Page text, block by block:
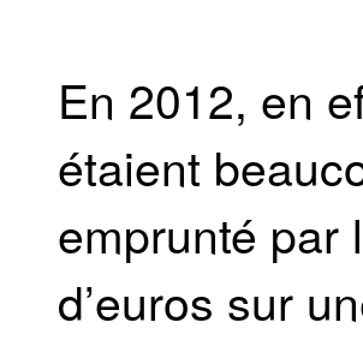
En 2012, en
étaient
emprunté par
d’euros sur